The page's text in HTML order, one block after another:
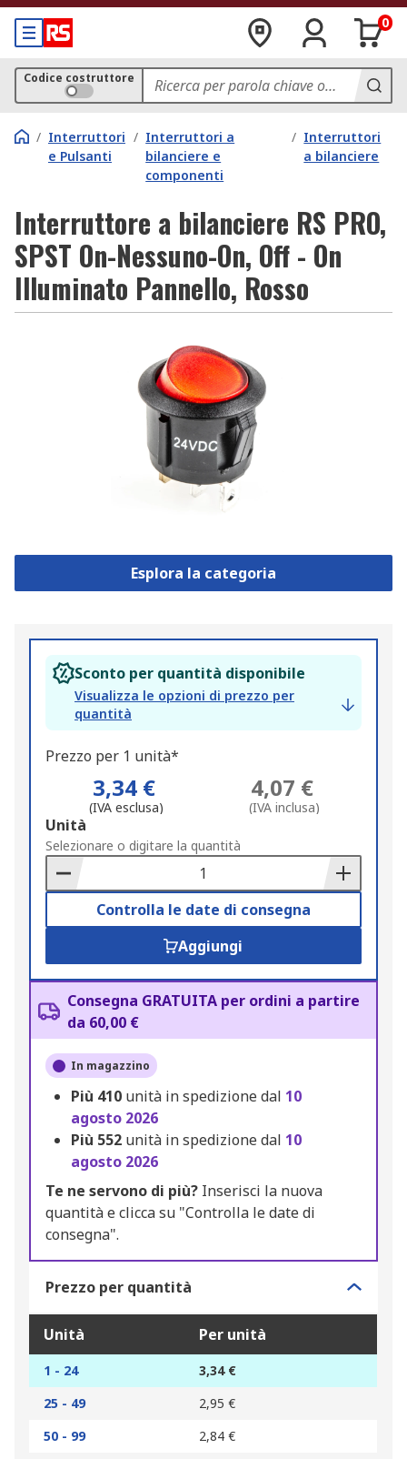
0
Codice costruttore
/ Interruttori
e Pulsanti
/ Interruttori a
bilanciere e
componenti
/ Interruttori
a bilanciere
Interruttore a bilanciere RS PRO,
SPST On-Nessuno-On, Off - On
Illuminato Pannello, Rosso
Esplora la categoria
Sconto per quantità disponibile
Visualizza le opzioni di prezzo per
quantità
Prezzo per 1 unità*
3,34 €
(IVA esclusa)
4,07 €
(IVA inclusa)
Add
to
Basket
Unità
Selezionare o digitare la quantità
Controlla le date di consegna
Aggiungi
Consegna GRATUITA per ordini a partire
da 60,00 €
In magazzino
Più 410 unità in spedizione dal 10
agosto 2026
Più 552 unità in spedizione dal 10
agosto 2026
Te ne servono di più? Inserisci la nuova
quantità e clicca su "Controlla le date di
consegna".
Prezzo per quantità
Unità Per unità
1 - 24
3,34 €
25 - 49
2,95 €
50 - 99
2,84 €